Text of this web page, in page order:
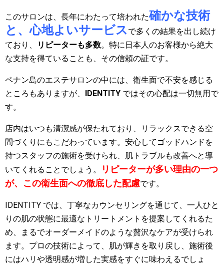
このサロンは、長年にわたって培われた確かな技術
と、心地よいサービス で多くの結果を出し続け
ており、
リピーターも多数。特に日本人のお客様から絶大
な支持を得ていることも、その信頼の証です。
ペナン島のエステサロンの中には、衛生面で不安を感じる
ところもありますが、 IDENTITY ではその心配は一切無用で
す。
店内はいつも清潔感が保たれており、リラックスできる空
間づくりにもこだわっています。安心してゴッドハンドを
持つスタッフの施術を受けられ、肌トラブルも改善へと導
いてくれることでしょう。
リピーターが多い理由の一つ
が、この衛生面への徹底した配慮です。
IDENTITY では、丁寧なカウンセリングを通じて、一人ひと
りの肌の状態に最適なトリートメントを提案してくれるた
め、まるでオーダーメイドのような贅沢なケアが受けられ
ます。プロの技術によって、肌が輝きを取り戻し、施術後
にはハリや透明感が増した実感をすぐに味わえるでしょ